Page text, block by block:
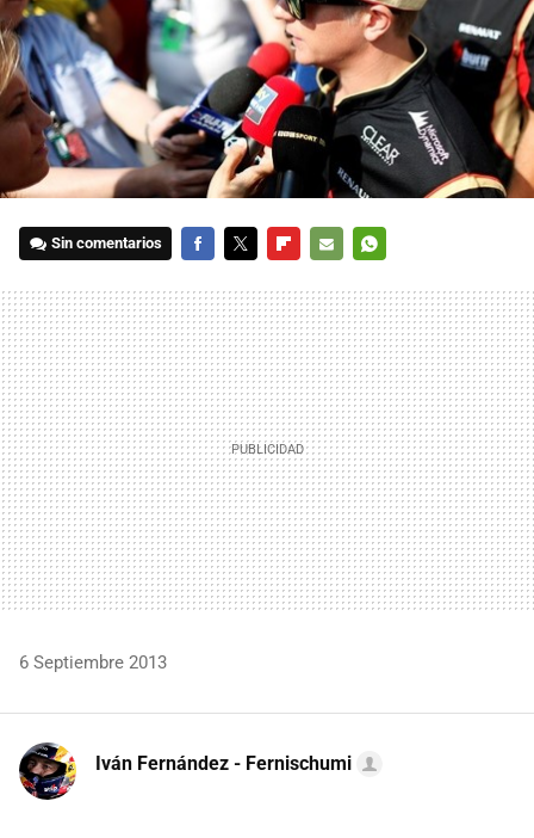
Sin comentarios
MAIL
6 Septiembre 2013
Iván Fernández - Fernischumi